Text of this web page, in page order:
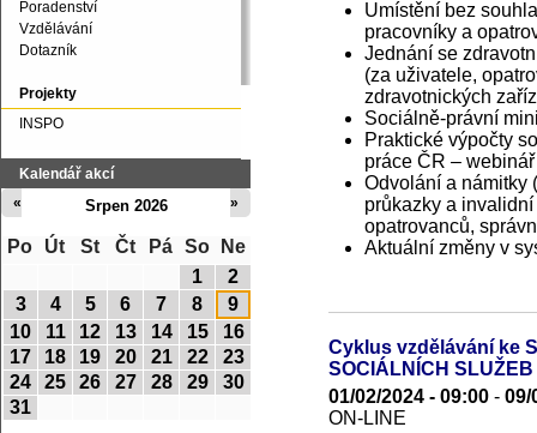
Umístění bez
pracovníky a
Jednání se
(za uživatele,
zdravotnických
Sociálně-právní
Praktické výpočty
práce ČR – webinář
Odvolání a námitky
průkazky a
opatrovanců,
Aktuální změny v
Cyklus vzdělávání ke
SOCIÁLNÍCH SLUŽEB
01/02/2024 - 09:00 - 09/
ON-LINE
Poradenství
Vzdělávání
Dotazník
Projekty
INSPO
Kalendář akcí
Srpen 2026
« »
Po Út St Čt Pá So
Ne
1
2
3
4 5 6 7 8
9
10
11 12 13 14 15
16
17
18 19 20 21 22
23
24
25 26 27 28 29
30
31